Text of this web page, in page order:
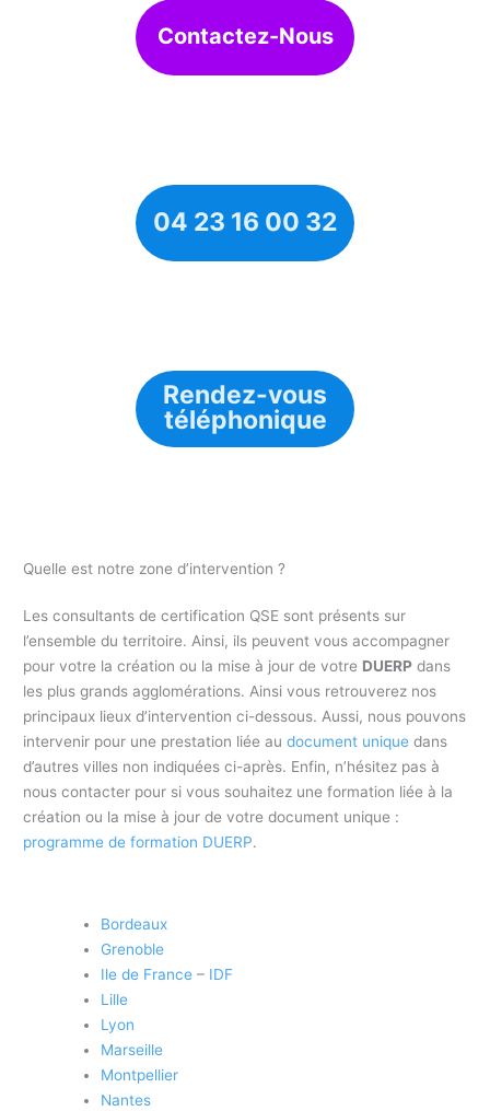
Contactez-Nous
04 23 16 00 32
Rendez-vous
téléphonique
Quelle est notre zone d’intervention ?
Les consultants de certification QSE sont présents sur
l’ensemble du territoire. Ainsi, ils peuvent vous accompagner
pour votre la création ou la mise à jour de votre DUERP dans
les plus grands agglomérations. Ainsi vous retrouverez nos
principaux lieux d’intervention ci-dessous. Aussi, nous pouvons
intervenir pour une prestation liée audocument unique dans
d’autres villes non indiquées ci-après. Enfin, n’hésitez pas à
nous contacter pour si vous souhaitez une formation liée à la
création ou la mise à jour de votre document unique :
programme de formation DUERP.
Bordeaux
Grenoble
Ile de France – IDF
Lille
Lyon
Marseille
Montpellier
Nantes